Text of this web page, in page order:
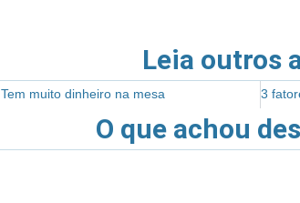
Leia outros
Tem muito dinheiro na mesa
O que achou